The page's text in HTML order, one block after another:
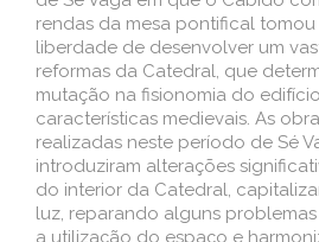
rendas da mesa pontifical tomou
liberdade de desenvolver um
reformas da Catedral, que
mutação na fisionomia do
características medievais. As
realizadas neste período de Sé
introduziram alterações
do interior da Catedral,
luz, reparando alguns
a utilização do espaço e